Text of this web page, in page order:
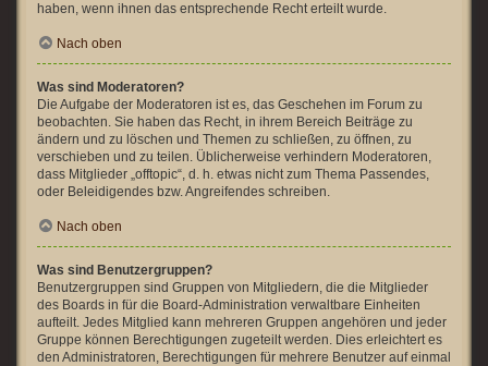
haben, wenn ihnen das entsprechende Recht erteilt wurde.
Nach oben
Was sind Moderatoren?
Die Aufgabe der Moderatoren ist es, das Geschehen im Forum zu
beobachten. Sie haben das Recht, in ihrem Bereich Beiträge zu
ändern und zu löschen und Themen zu schließen, zu öffnen, zu
verschieben und zu teilen. Üblicherweise verhindern Moderatoren,
dass Mitglieder „offtopic“, d. h. etwas nicht zum Thema Passendes,
oder Beleidigendes bzw. Angreifendes schreiben.
Nach oben
Was sind Benutzergruppen?
Benutzergruppen sind Gruppen von Mitgliedern, die die Mitglieder
des Boards in für die Board-Administration verwaltbare Einheiten
aufteilt. Jedes Mitglied kann mehreren Gruppen angehören und jeder
Gruppe können Berechtigungen zugeteilt werden. Dies erleichtert es
den Administratoren, Berechtigungen für mehrere Benutzer auf einmal